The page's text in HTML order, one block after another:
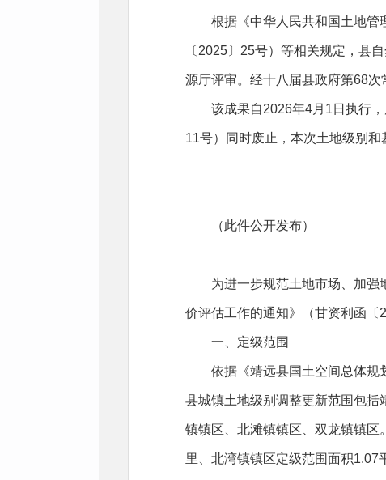
根据《中华人民共和国土地管
〔2025〕25号）等相关规定，县
源厅评审。经十八届县政府第68次
该成果自2026年4月1日执行
11号）同时废止，本次土地级别和
（此件公开发布）
为进一步规范土地市场、加
价评估工作的通知》（甘资利函〔
一、定级范围
依据《靖远县国土空间总体
县城镇土地级别调整更新范围包
镇镇区、北滩镇镇区、双龙镇镇
里、北湾镇镇区定级范围面积1.07